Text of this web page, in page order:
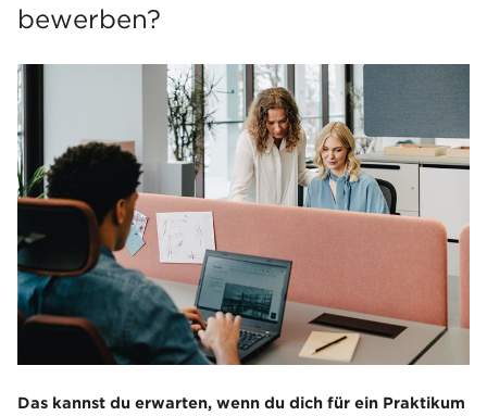
bewerben?
Das kannst du erwarten, wenn du dich für ein Praktikum